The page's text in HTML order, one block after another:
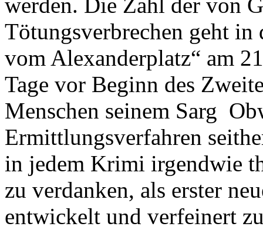
werden. Die Zahl der von
Tötungsverbrechen geht
vom Alexanderplatz“ am
Tage vor Beginn des
Menschen seinem Sarg
Ermittlungsverfahren
in jedem Krimi irgendwie
zu verdanken, als erster
entwickelt und verfeinert